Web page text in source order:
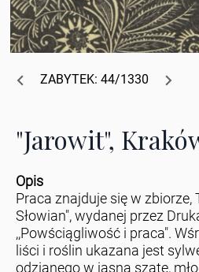
ZABYTEK: 44/1330
"Jarowit",
Opis
Praca znajduje się w zbiorze,
Słowian", wydanej przez
,,Powściągliwość i praca".
liści i roślin ukazana jest
odzianego w jasną szatę,